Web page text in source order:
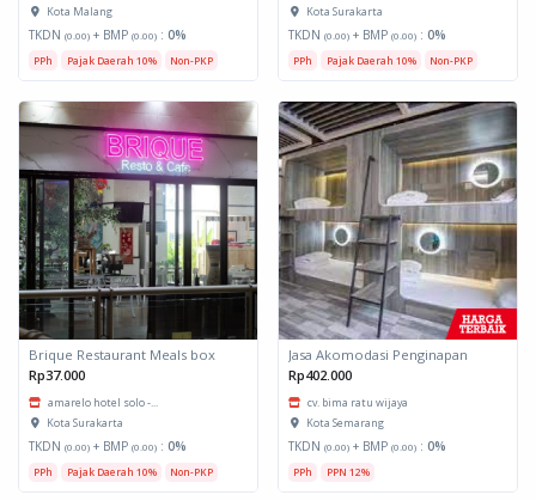
Kota Malang
TKDN (0.00) + BMP (0.00) : 0%
PPh Pajak Daerah 10% Non-PKP
Kota Surakarta
TKDN (0.00) + BMP (0.00) : 0%
PPh Pajak Daerah 10% Non-PKP
Brique Restaurant Meals box
Rp37.000
amarelo hotel solo -...
Kota Surakarta
TKDN (0.00) + BMP (0.00) : 0%
PPh Pajak Daerah 10% Non-PKP
Jasa Akomodasi Penginapan
Rp402.000
cv. bima ratu wijaya
Kota Semarang
TKDN (0.00) + BMP (0.00) : 0%
PPh PPN 12%